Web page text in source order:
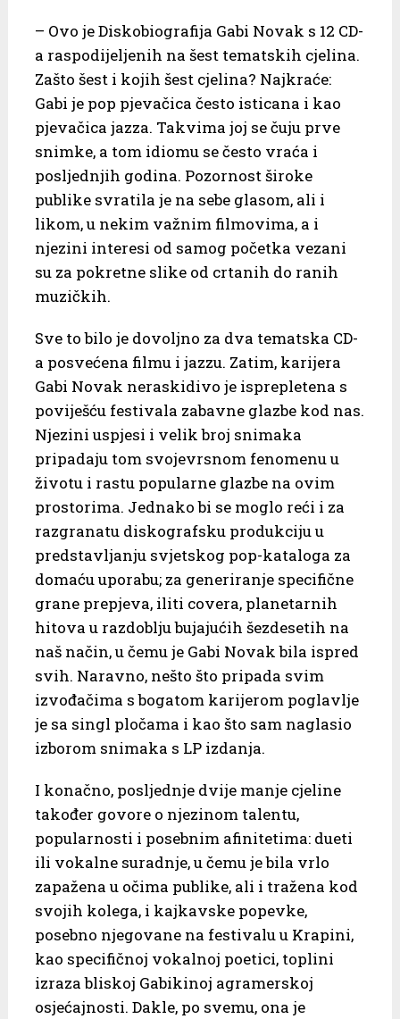
– Ovo je Diskobiografija Gabi Novak s 12 CD-
a raspodijeljenih na šest tematskih cjelina.
Zašto šest i kojih šest cjelina? Najkraće:
Gabi je pop pjevačica često isticana i kao
pjevačica jazza. Takvima joj se čuju prve
snimke, a tom idiomu se često vraća i
posljednjih godina. Pozornost široke
publike svratila je na sebe glasom, ali i
likom, u nekim važnim filmovima, a i
njezini interesi od samog početka vezani
su za pokretne slike od crtanih do ranih
muzičkih.
Sve to bilo je dovoljno za dva tematska CD-
a posvećena filmu i jazzu. Zatim, karijera
Gabi Novak neraskidivo je isprepletena s
poviješću festivala zabavne glazbe kod nas.
Njezini uspjesi i velik broj snimaka
pripadaju tom svojevrsnom fenomenu u
životu i rastu popularne glazbe na ovim
prostorima. Jednako bi se moglo reći i za
razgranatu diskografsku produkciju u
predstavljanju svjetskog pop-kataloga za
domaću uporabu; za generiranje specifične
grane prepjeva, iliti covera, planetarnih
hitova u razdoblju bujajućih šezdesetih na
naš način, u čemu je Gabi Novak bila ispred
svih. Naravno, nešto što pripada svim
izvođačima s bogatom karijerom poglavlje
je sa singl pločama i kao što sam naglasio
izborom snimaka s LP izdanja.
I konačno, posljednje dvije manje cjeline
također govore o njezinom talentu,
popularnosti i posebnim afinitetima: dueti
ili vokalne suradnje, u čemu je bila vrlo
zapažena u očima publike, ali i tražena kod
svojih kolega, i kajkavske popevke,
posebno njegovane na festivalu u Krapini,
kao specifičnoj vokalnoj poetici, toplini
izraza bliskoj Gabikinoj agramerskoj
osjećajnosti. Dakle, po svemu, ona je